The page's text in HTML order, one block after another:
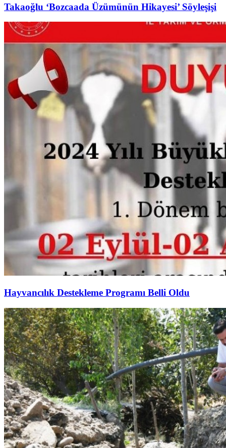
Takaoğlu ‘Bozcaada Üzümünün Hikayesi’ Söyleşişi
Hayvancılık Destekleme Programı Belli Oldu